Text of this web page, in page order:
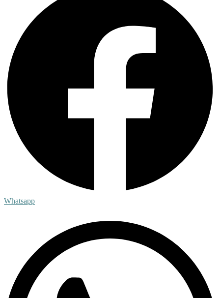
Whatsapp